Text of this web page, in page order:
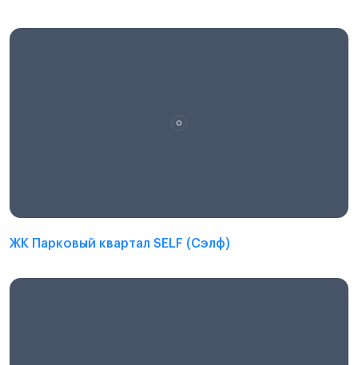
ЖК Парковый квартал SELF (Сэлф)